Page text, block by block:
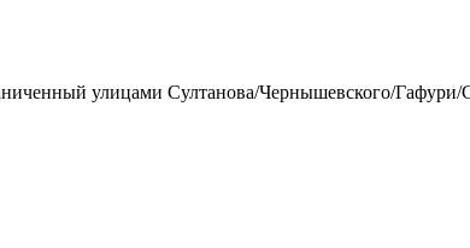
улицами Султанова/Чернышевского/Гафури/